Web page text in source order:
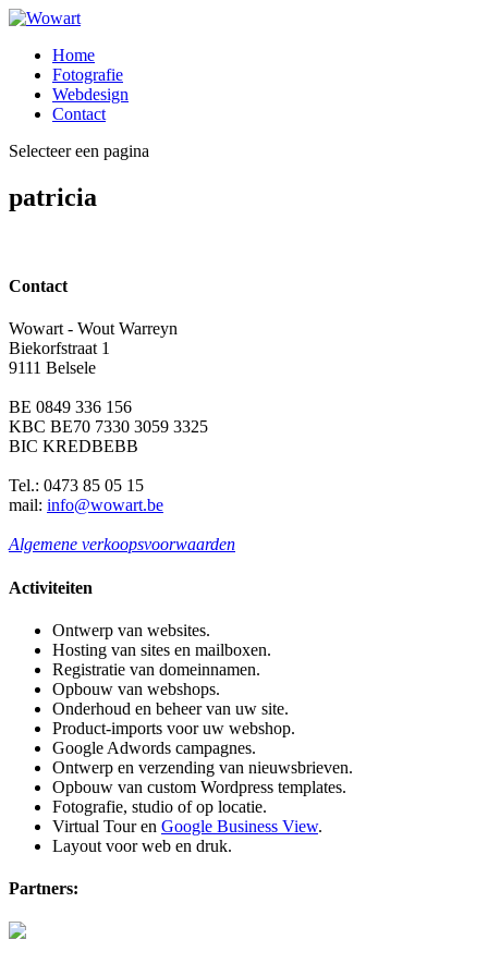
Home
Fotografie
Webdesign
Contact
Selecteer een pagina
patricia
Contact
Wowart - Wout Warreyn
Biekorfstraat 1
9111 Belsele
BE 0849 336 156
KBC BE70 7330 3059 3325
BIC KREDBEBB
Tel.: 0473 85 05 15
mail: info@wowart.be
Algemene verkoopsvoorwaarden
Activiteiten
Ontwerp van websites.
Hosting van sites en mailboxen.
Registratie van domeinnamen.
Opbouw van webshops.
Onderhoud en beheer van uw site.
Product-imports voor uw webshop.
Google Adwords campagnes.
Ontwerp en verzending van nieuwsbrieven.
Opbouw van custom Wordpress templates.
Fotografie, studio of op locatie.
Virtual Tour en Google Business View.
Layout voor web en druk.
Partners: